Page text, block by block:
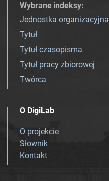
Wybrane indeksy:
Jednostka organizacyjna
Tytuł
Tytuł czasopisma
Tytuł pracy zbiorowej
Twórca
O DigiLab
O projekcie
Słownik
Kontakt